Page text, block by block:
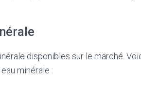
disponibles sur le marché.
minérale :